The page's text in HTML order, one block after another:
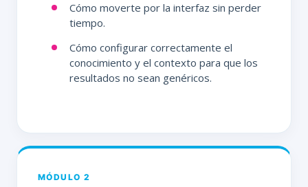
Cómo moverte por la interfaz sin perder
tiempo.
Cómo configurar correctamente el
conocimiento y el contexto para que los
resultados no sean genéricos.
MÓDULO 2